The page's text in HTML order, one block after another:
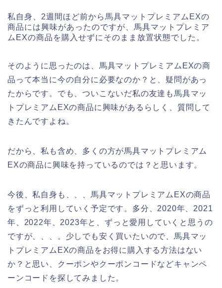
私自身、2週間ほど前から馬具マットプレミアムEXの
商品には興味があったのですが、馬具マットプレミア
ムEXの商品を購入せずにそのまま放置状態でした。
そのように思ったのは、馬具マットプレミアムEXの商
品って本当に今の自分に必要なのか？と、疑問があっ
たからです。でも、ついこないだ私の友達も馬具マッ
トプレミアムEXの商品に興味があるらしく、質問して
きたんですよね。
だから、私も含め、多くの方が馬具マットプレミアム
EXの商品に興味を持っているのでは？と思います。
今後、私自身も、、、馬具マットプレミアムEXの商品
をずっと利用していく予定です。多分、2020年、2021
年、2022年、2023年と、ずっと愛用していくと思うの
ですが、、、。少しでも安く買いたいので、馬具マッ
トプレミアムEXの商品をお得に購入する方法はない
か？と思い、クーポンやクーポンコードなどキャンペ
ーンコードを探してみました。